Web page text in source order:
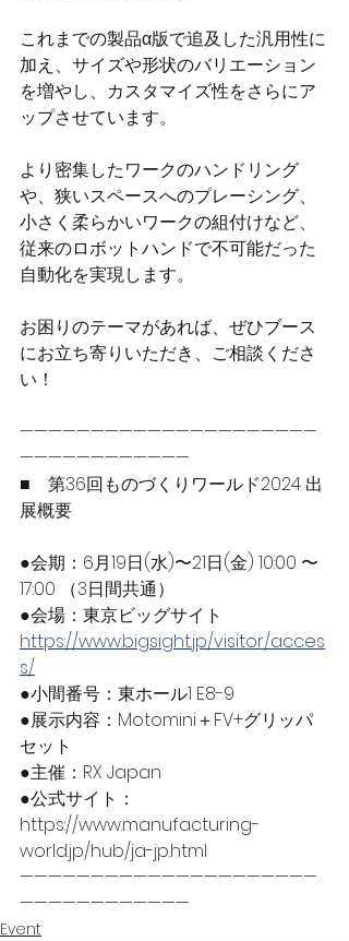
これまでの製品α版で追及した汎用性に
加え、サイズや形状のバリエーション
を増やし、カスタマイズ性をさらにア
ップさせています。
より密集したワークのハンドリング
や、狭いスペースへのプレーシング、
小さく柔らかいワークの組付けなど、
従来のロボットハンドで不可能だった
自動化を実現します。
お困りのテーマがあれば、ぜひブース
にお立ち寄りいただき、ご相談くださ
い！
—————————————————————
————————————
■　第36回ものづくりワールド2024 出
展概要
●会期：6月19日(水)〜21日(金) 10:00 〜
17:00 （3日間共通）
●会場：東京ビッグサイト
https://www.bigsight.jp/visitor/acces
s/
●小間番号：東ホール1 E8-9
●展示内容：Motomini＋FV+グリッパ
セット
●主催：RX Japan
●公式サイト：
https://www.manufacturing-
world.jp/hub/ja-jp.html
—————————————————————
————————————
Event